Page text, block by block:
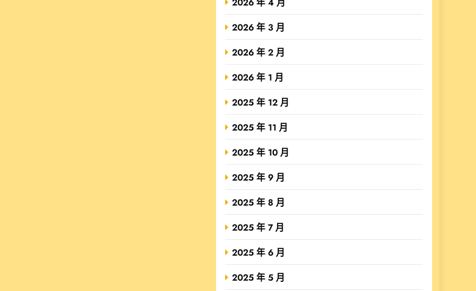
2026 年 3 月
2026 年 2 月
2026 年 1 月
2025 年 12 月
2025 年 11 月
2025 年 10 月
2025 年 9 月
2025 年 8 月
2025 年 7 月
2025 年 6 月
2025 年 5 月